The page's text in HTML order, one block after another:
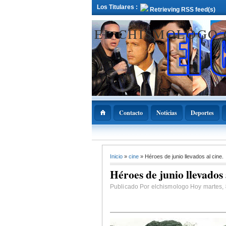
Los Titulares : Retrieving RSS feed(s)
EL
Contacto Noticias Deportes
ADOPAE
Abinader
11 de diciembre
Nacional de la
Inicio » cine » Héroes de junio llevados al cine.
Héroes de junio
Publicado Por elchismologo Hoy